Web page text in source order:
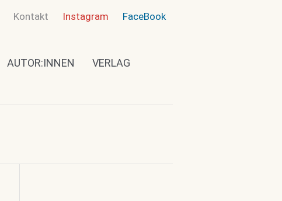
Kontakt Instagram FaceBook
AUTOR:INNEN VERLAG